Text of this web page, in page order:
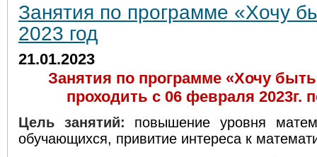
Занятия по программе «Хочу
2023 год
21.01.2023
Занятия по программе «Хочу
проходить с 06 февраля 2023г.
Цель занятий: повышение уровня
обучающихся, привитие интереса к